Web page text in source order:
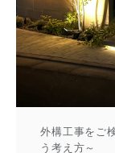
外構工事をご
う考え方～